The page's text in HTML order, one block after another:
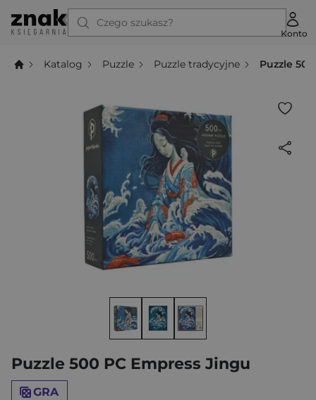
Czego szukasz?
Konto
Katalog Puzzle Puzzle tradycyjne Puzzle
Puzzle 500 PC Empress Jingu
GRA